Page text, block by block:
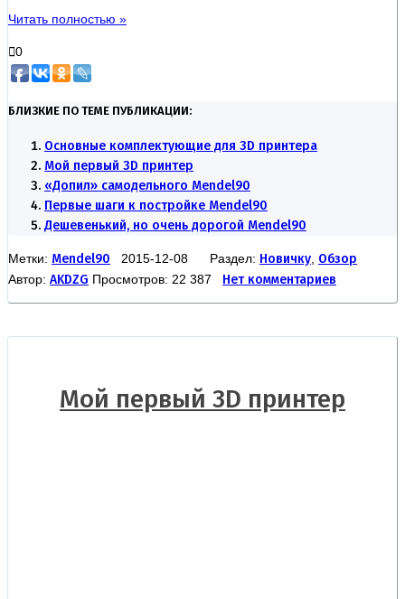
Читать полностью »
0
БЛИЗКИЕ ПО ТЕМЕ ПУБЛИКАЦИИ:
Основные комплектующие для 3D принтера
Мой первый 3D принтер
«Допил» самодельного Mendel90
Первые шаги к постройке Mendel90
Дешевенький, но очень дорогой Mendel90
Метки: Mendel90 2015-12-08 Раздел: Новичку Обзор
Автор: AKDZG Просмотров: 22 387 Нет комментариев
Мой первый 3D принтер